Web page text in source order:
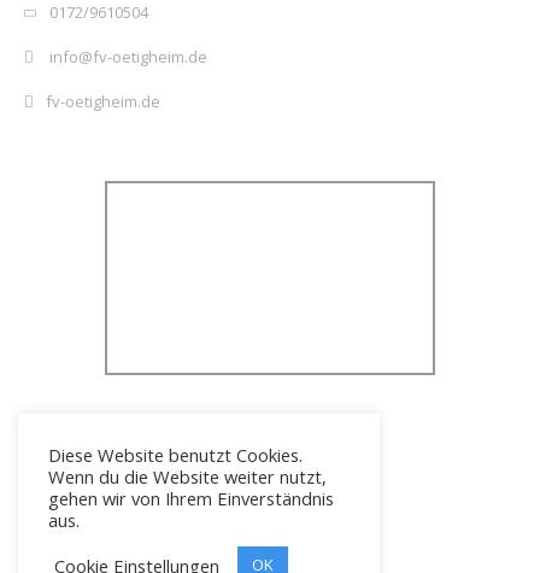
0172/9610504
info@fv-oetigheim.de
fv-oetigheim.de
Icons erstellt von
Diese Website benutzt Cookies.
Wenn du die Website weiter nutzt,
gehen wir von Ihrem Einverständnis
aus.
Cookie Einstellungen
OK